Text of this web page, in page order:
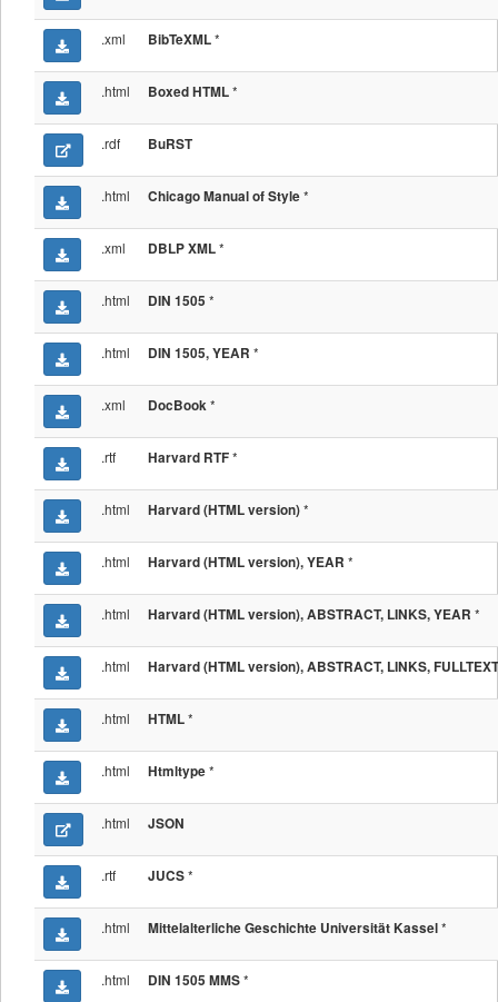
.xml BibTeXML*
.html Boxed HTML*
.rdf BuRST
.html Chicago Manual of Style*
.xml DBLP XML*
.html DIN 1505 *
.html DIN 1505, YEAR *
.xml DocBook*
.rtf Harvard RTF*
.html Harvard (HTML version)*
.html Harvard (HTML version), YEAR *
.html Harvard (HTML version), ABSTRACT, LINKS, YEAR *
.html Harvard (HTML version), ABSTRACT, LINKS,
.html HTML*
.html Htmltype*
.html JSON
.rtf JUCS*
.html Mittelalterliche Geschichte Universität Kassel*
.html DIN 1505 MMS*